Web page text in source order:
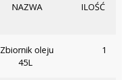
NAZWA ILOŚĆ
Zbiornik oleju
45L
1